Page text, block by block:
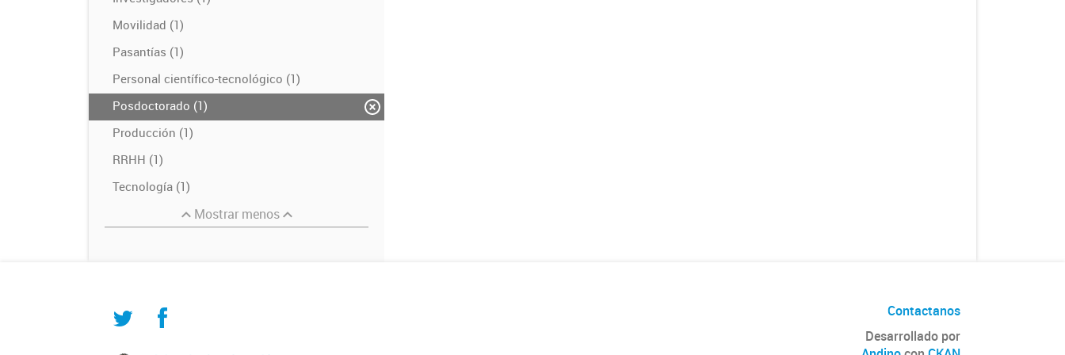
Movilidad (1)
Pasantías (1)
Personal científico-tecnológico (1)
Posdoctorado (1)
Producción (1)
RRHH (1)
Tecnología (1)
Mostrar menos
Contactanos
Desarrollado por